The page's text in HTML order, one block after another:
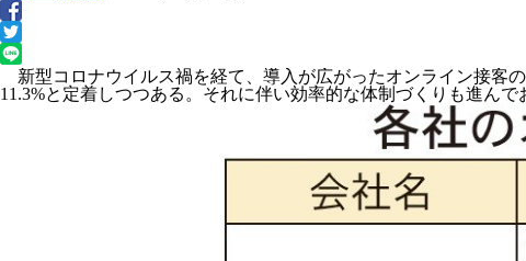
新型コロナウイルス禍を経て、導入が広がったオンライン接客
11.3%と定着しつつある。それに伴い効率的な体制づくりも進ん